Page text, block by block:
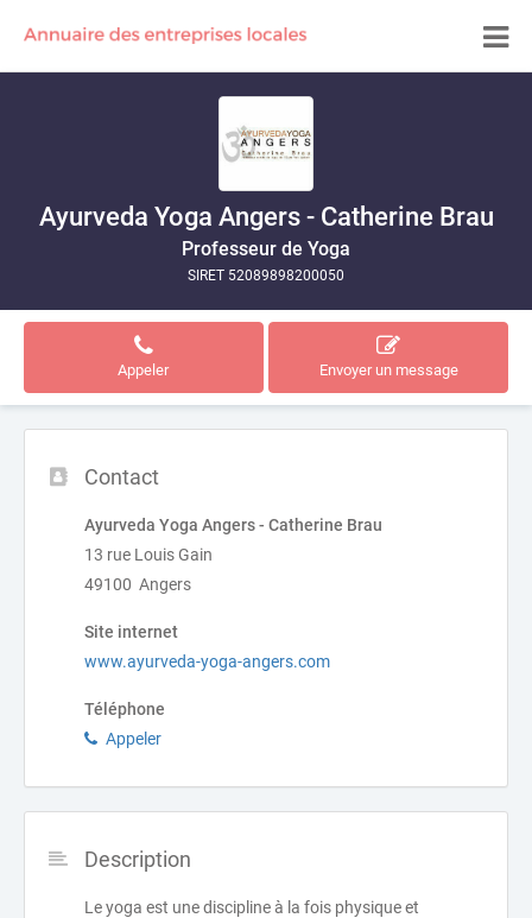
Ayurveda Yoga Angers - Catherine Brau
Professeur de Yoga
SIRET 52089898200050
Appeler Envoyer un message
Contact
Ayurveda Yoga Angers - Catherine Brau
13 rue Louis Gain
49100 Angers
Site internet
www.ayurveda-yoga-angers.com
Téléphone
Appeler
Description
Le yoga est une discipline à la fois physique et